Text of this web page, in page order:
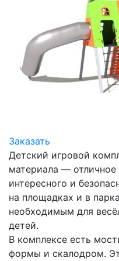
Заказать
Детский игровой
материала —
интересного и
на площадках и в
необходимым для
детей.
В комплексе есть
формы и скалодром.